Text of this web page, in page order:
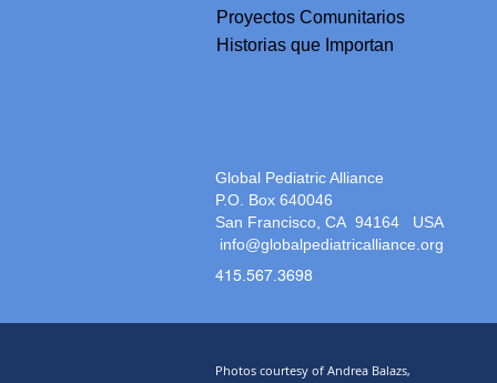
Proyectos Comunitarios
Historias que Importan
Global Pediatric Alliance
P.O. Box 640046
San Francisco, CA 94164 USA
info@globalpediatricalliance.org
415.567.3698
Photos courtesy of Andrea Balazs,